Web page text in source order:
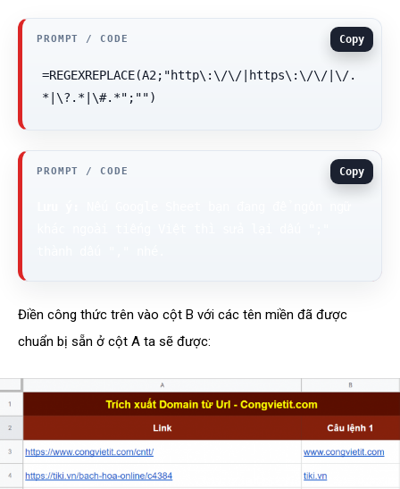
=REGEXREPLACE(A2;"http\:\/\/|https\:\/\/|\/.
*|\?.*|\#.*";"")
Copy
Copy
Điền công thức trên vào cột B với các tên miền đã được
chuẩn bị sẵn ở cột A ta sẽ được: